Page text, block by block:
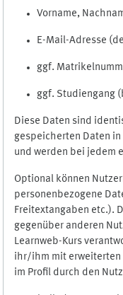
Vorname,
E-Mail-Adresse
ggf.
ggf. Studiengang
Diese Daten sind
gespeicherten Daten in
und werden bei jedem
Optional können
personenbezogene
Freitextangaben etc.).
gegenüber anderen
Learnweb-Kurs
ihr/ihm mit erweiterten
im Profil durch den